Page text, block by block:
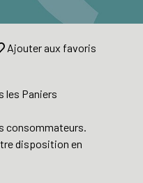
Ajouter aux favoris
les Paniers
consommateurs.
disposition en